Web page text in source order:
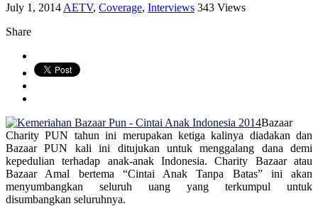
July 1, 2014 AETV, Coverage, Interviews 343 Views
Share
Bazaar
Charity PUN tahun ini merupakan ketiga kalinya diadakan dan
Bazaar PUN kali ini ditujukan untuk menggalang dana demi
kepedulian terhadap anak-anak Indonesia. Charity Bazaar atau
Bazaar Amal bertema “Cintai Anak Tanpa Batas” ini akan
menyumbangkan seluruh uang yang terkumpul untuk
disumbangkan seluruhnya.